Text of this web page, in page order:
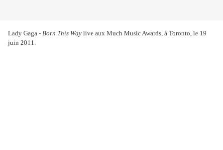
Lady Gaga - Born This Way live aux Much Music Awards, à Toronto, le 19
juin 2011.